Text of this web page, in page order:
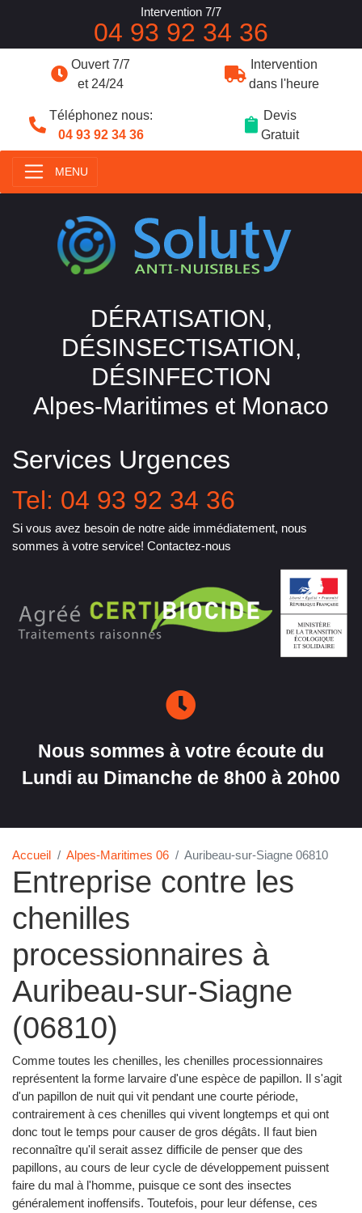
Ouvert 7/7
et 24/24
Intervention
dans l'heure
Téléphonez nous:
04 93 92 34 36
Devis
Gratuit
MENU
DÉRATISATION,
DÉSINSECTISATION,
DÉSINFECTION
Alpes-Maritimes et Monaco
Services Urgences
Tel: 04 93 92 34 36
Si vous avez besoin de notre aide immédiatement, nous
sommes à votre service! Contactez-nous
Nous sommes à votre écoute du
Lundi au Dimanche de 8h00 à 20h00
Accueil Alpes-Maritimes 06 Auribeau-sur-Siagne 06810
Entreprise contre les
chenilles
processionnaires à
Auribeau-sur-Siagne
(06810)
Comme toutes les chenilles, les chenilles processionnaires
représentent la forme larvaire d'une espèce de papillon. Il s'agit
d'un papillon de nuit qui vit pendant une courte période,
contrairement à ces chenilles qui vivent longtemps et qui ont
donc tout le temps pour causer de gros dégâts. Il faut bien
reconnaître qu'il serait assez difficile de penser que des
papillons, au cours de leur cycle de développement puissent
faire du mal à l'homme, puisque ce sont des insectes
généralement inoffensifs. Toutefois, pour leur défense, ces
Intervention 7/7
04 93 92 34 36